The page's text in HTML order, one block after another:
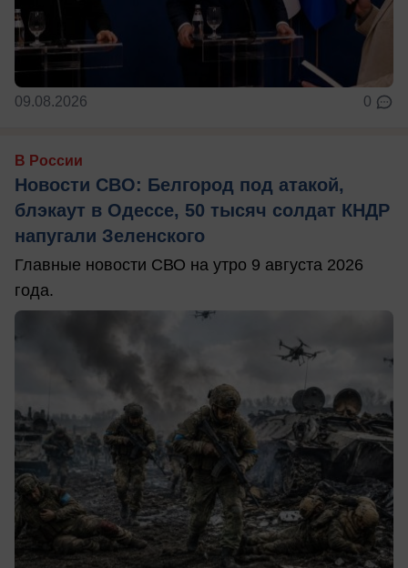
09.08.2026 0
В России
Новости СВО: Белгород под атакой,
блэкаут в Одессе, 50 тысяч солдат КНДР
напугали Зеленского
Главные новости СВО на утро 9 августа 2026
года.